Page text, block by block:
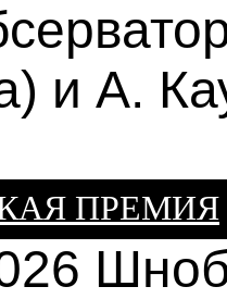
и А.
ПРЕМИЯ